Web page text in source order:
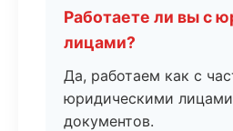
Работаете ли вы с
лицами?
Да, работаем как с
юридическими
документов.